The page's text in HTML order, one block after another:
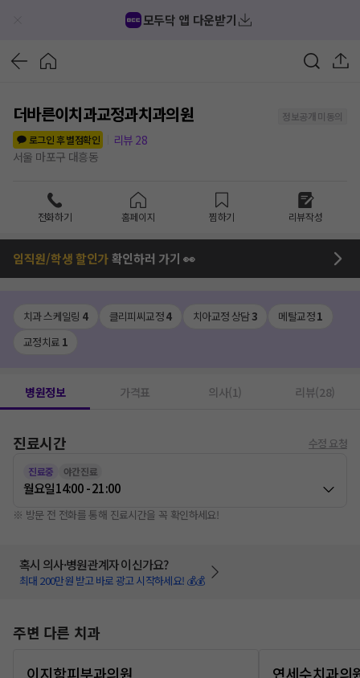
모두닥 앱 다운받기
더바른이치과교정과치과의원
정보공개 미동의
로그인 후 별점확인
리뷰 28
서울 마포구 대흥동
전화하기 홈페이지 찜하기 리뷰작성
임직원/학생 할인가확인하러 가기 👀
치과 스케일링 4 클리피씨교정4 치아교정 상담3 메탈교정1
교정치료 1
병원정보 가격표 의사(1) 리뷰(28)
진료시간 수정 요청
진료중 야간진료
월요일14:00 - 21:00
※ 방문 전 전화를 통해 진료시간을 꼭 확인하세요!
혹시 의사·병원관계자 이신가요?
최대 200만원 받고 바로 광고 시작하세요! 💰💰
주변 다른 치과
이지함피부과의원
연세수치과의